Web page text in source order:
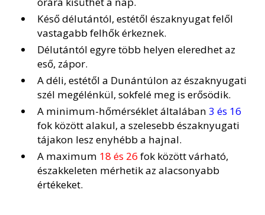
Késő délutántól, estétől északnyugat felől
vastagabb felhők érkeznek.
Délutántól egyre több helyen eleredhet az
eső, zápor.
A déli, estétől a Dunántúlon az északnyugati
szél megélénkül, sokfelé meg is erősödik.
A minimum-hőmérséklet általában 3 és 16
fok között alakul, a szelesebb északnyugati
tájakon lesz enyhébb a hajnal.
A maximum 18 és 26 fok között várható,
északkeleten mérhetik az alacsonyabb
értékeket.